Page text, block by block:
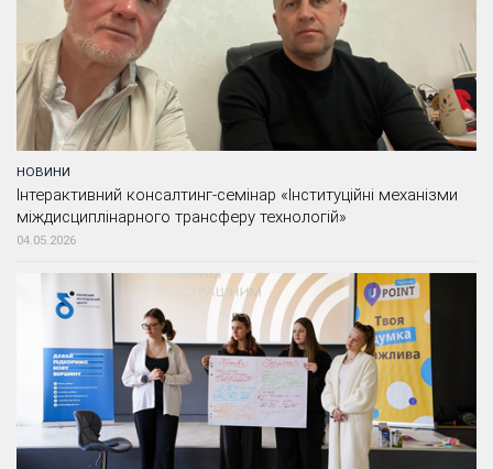
НОВИНИ
Інтерактивний консалтинг-семінар «Інституційні механізми
міждисциплінарного трансферу технологій»
04.05.2026